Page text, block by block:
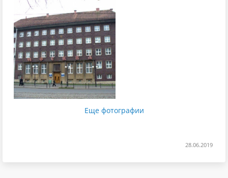
Еще фотографии
28.06.2019